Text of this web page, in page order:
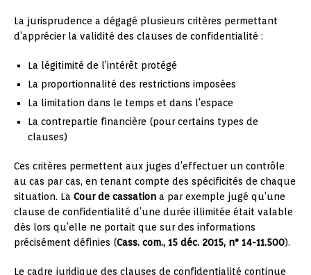
La jurisprudence a dégagé plusieurs critères permettant
d’apprécier la validité des clauses de confidentialité :
La légitimité de l’intérêt protégé
La proportionnalité des restrictions imposées
La limitation dans le temps et dans l’espace
La contrepartie financière (pour certains types de
clauses)
Ces critères permettent aux juges d’effectuer un contrôle
au cas par cas, en tenant compte des spécificités de chaque
situation. La Cour de cassation a par exemple jugé qu’une
clause de confidentialité d’une durée illimitée était valable
dès lors qu’elle ne portait que sur des informations
précisément définies (Cass. com., 15 déc. 2015, n° 14-11.500).
Le cadre juridique des clauses de confidentialité continue